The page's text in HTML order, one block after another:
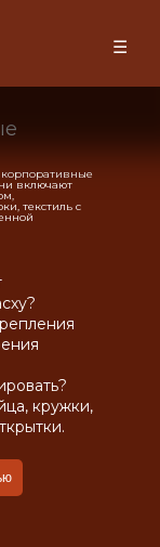
☰
включают
текстиль с
кружки,